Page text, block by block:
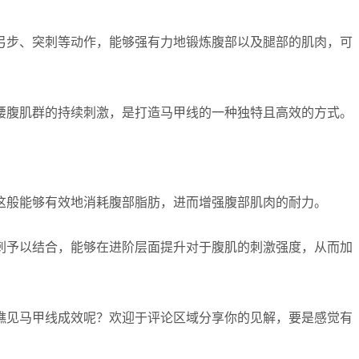
、突刺等动作，能够强有力地锻炼腹部以及腿部的肌肉，可
肌群的持续刺激，是打造马甲线的一种独特且高效的方式。
能够有效地消耗腹部脂肪，进而增强腹部肌肉的耐力。
以结合，能够在进阶层面提升对于腹肌的刺激强度，从而加
马甲线成效呢？欢迎于评论区域分享你的见解，要是感觉有